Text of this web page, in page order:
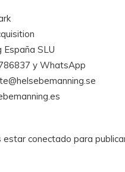
España SLU
y WhatsApp
estar conectado para